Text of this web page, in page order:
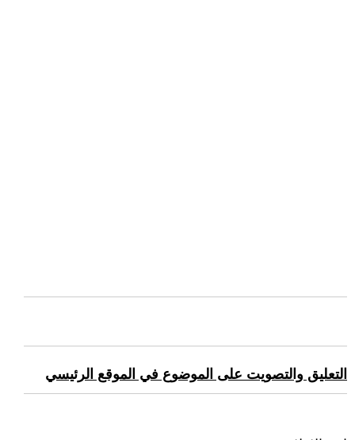
التعليق والتصويت على الموضوع في الموقع الرئيسي